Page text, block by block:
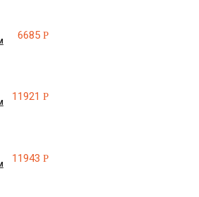
6685Р
11921Р
11943Р